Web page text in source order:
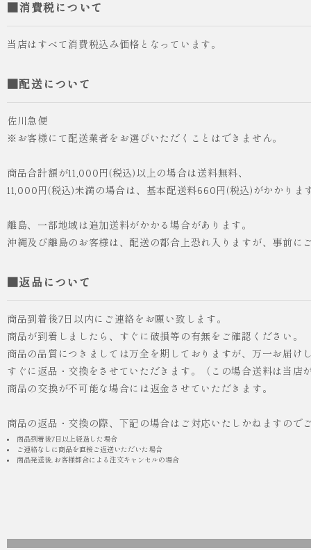
■消費税について
当店はすべて消費税込み価格となっています。
■配送について
佐川急便
※お客様にて配送業者をお選びいただくことはできません。
商品合計額が11,000円(税込)以上の場合は送料無料、
11,000円(税込)未満の場合は、基本配送料660円(税込)がかかりま
離島、一部地域は追加送料がかかる場合があります。
沖縄及び離島のお客様は、配送の都合上恐れ入りますが、事前に
■返品について
商品到着後7日以内にご連絡をお願い致します。
商品が到着しましたら、すぐに破損等の有無をご確認ください。
商品の品質につきましては万全を期しておりますが、万一お届
すぐに返品・交換をさせていただきます。（この場合送料は当店
商品の交換が不可能な場合には返金させていただきます。
商品の返品・交換の際、下記の場合はご対応いたしかねますので
商品到着後7日以上経過した場合
ご連絡なしに商品を直接ご返送いただいた場合
商品発送後, お客様都合による注文キャンセルの場合